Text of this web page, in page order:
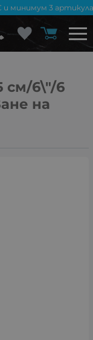
и минимум 3
см/6\"/6
на